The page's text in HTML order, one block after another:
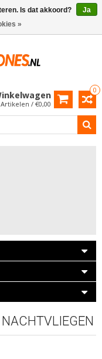
0
/ €0,00
Is dat akkoord?
Ja
»